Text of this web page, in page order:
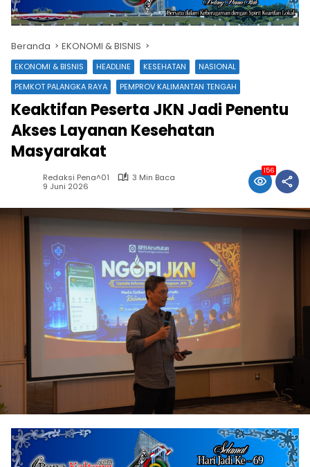
Beranda EKONOMI & BISNIS
EKONOMI & BISNIS HEADLINE KESEHATAN
NASIONAL
PEMKOT PALANGKA RAYA
PEMPROV KALIMANTAN TENGAH
Keaktifan Peserta JKN Jadi Penentu
Akses Layanan Kesehatan
Masyarakat
Redaksi Pena^01
3 Min Baca
9 Juni 2026
156